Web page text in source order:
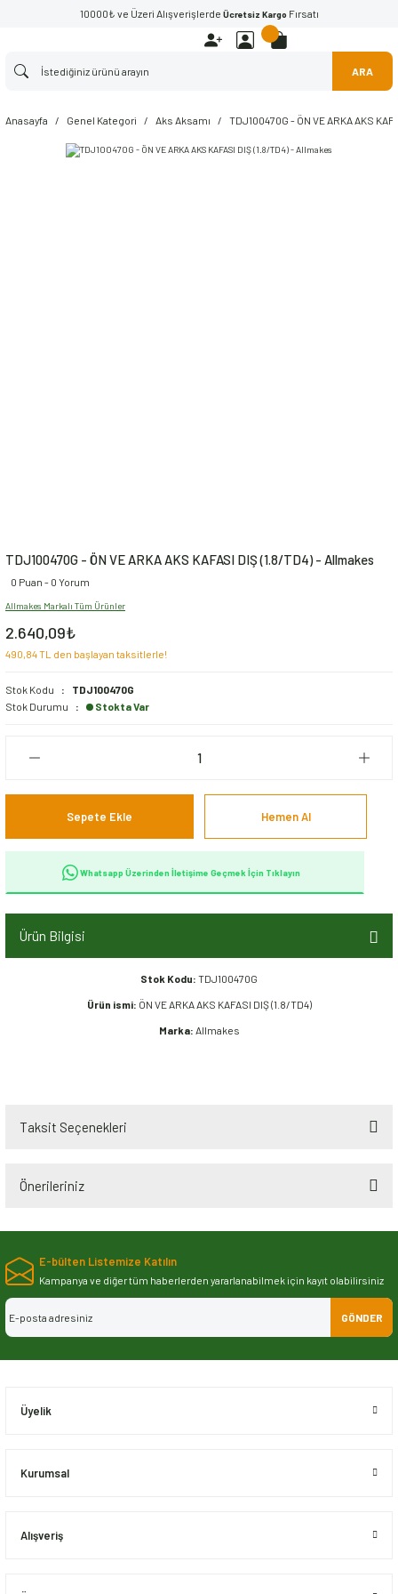
10000₺ ve Üzeri Alışverişlerde Ücretsiz Kargo Fırsatı
ARA
Anasayfa Genel Kategori Aks Aksamı TDJ100470G - ÖN VE ARKA AKS
TDJ100470G - ÖN VE ARKA AKS KAFASI DIŞ (1.8/TD4) - Allmakes
0 Puan - 0 Yorum
Allmakes Markalı Tüm Ürünler
2.640,09₺
490,84 TL den başlayan taksitlerle!
Stok Kodu
TDJ100470G
Stok Durumu
Stokta Var
Sepete Ekle Hemen Al
Whatsapp Üzerinden İletişime Geçmek İçin Tıklayın
Ürün Bilgisi
Stok Kodu: TDJ100470G
Ürün ismi: ÖN VE ARKA AKS KAFASI DIŞ (1.8/TD4)
Marka: Allmakes
Taksit Seçenekleri
Önerileriniz
Bu ürünün fiyat bilgisi, resim, ürün açıklamalarında ve diğer konularda
iletebilirsiniz.
Görüş ve önerileriniz için teşekkür ederiz.
Ürün resmi kalitesiz, bozuk veya görüntülenemiyor.
E-bülten Listemize Katılın
Kampanya ve diğer tüm haberlerden yararlanabilmek için kayıt olabilirsiniz
GÖNDER
Üyelik
Kurumsal
Alışveriş